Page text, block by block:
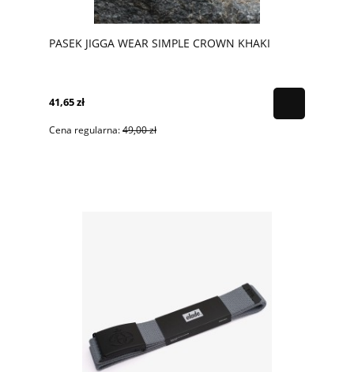
PASEK JIGGA WEAR SIMPLE CROWN KHAKI
41,65 zł
Cena regularna:49,00 zł